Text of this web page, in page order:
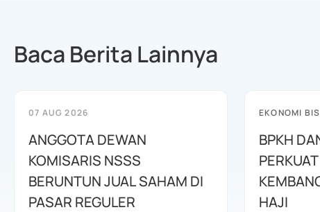
Baca Berita Lainnya
07 AUG 2026
ANGGOTA DEWAN
KOMISARIS NSSS
BERUNTUN JUAL SAHAM DI
PASAR REGULER
EKONOMI
BPKH
HAJI